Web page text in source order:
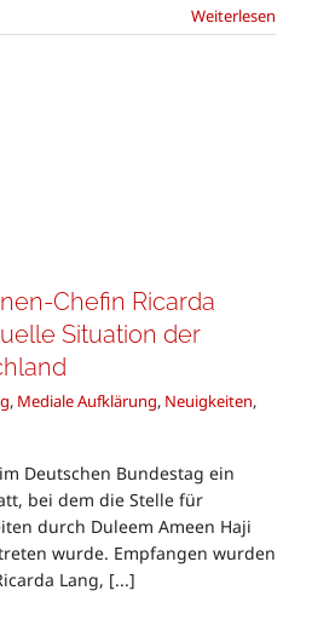
Weiterlesen
Chefin Ricarda
Situation der
, Mediale Aufklärung, Neuigkeiten,
Deutschen Bundestag ein
bei dem die Stelle für
durch Duleem Ameen Haji
wurde. Empfangen wurden
Lang, [...]